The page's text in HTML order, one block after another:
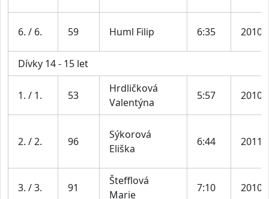
6. / 6. 59 Huml Filip 6:35 2010
Dívky 14 - 15 let
1. / 1. 53
Hrdličková
Valentýna
5:57 2010
2. / 2. 96
Sýkorová
Eliška
6:44 2011
3. / 3. 91
Štefflová
Marie
7:10 2010